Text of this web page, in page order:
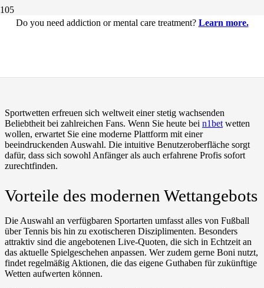
Do you need addiction or mental care treatment? Learn more.
Spannende Wettmöglichkeiten bei
Sportwetten erfreuen sich weltweit einer stetig wachsenden
Beliebtheit bei zahlreichen Fans. Wenn Sie heute bei n1bet wetten
wollen, erwartet Sie eine moderne Plattform mit einer
beeindruckenden Auswahl. Die intuitive Benutzeroberfläche sorgt
dafür, dass sich sowohl Anfänger als auch erfahrene Profis sofort
zurechtfinden.
Vorteile des modernen Wettangebots
Die Auswahl an verfügbaren Sportarten umfasst alles von Fußball
über Tennis bis hin zu exotischeren Disziplimenten. Besonders
attraktiv sind die angebotenen Live-Quoten, die sich in Echtzeit an
das aktuelle Spielgeschehen anpassen. Wer zudem gerne Boni nutzt,
findet regelmäßig Aktionen, die das eigene Guthaben für zukünftige
Wetten aufwerten können.